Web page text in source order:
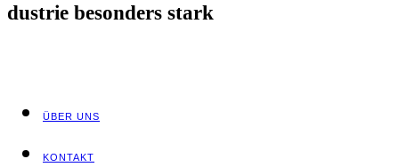
dus­trie beson­ders stark
ÜBER UNS
KON­TAKT